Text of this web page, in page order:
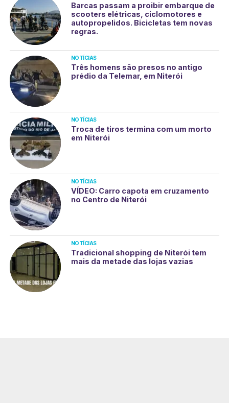
Barcas passam a proibir embarque de
scooters elétricas, ciclomotores e
autopropelidos. Bicicletas tem novas
regras.
NOTÍCIAS
Três homens são presos no antigo
prédio da Telemar, em Niterói
NOTÍCIAS
Troca de tiros termina com um morto
em Niterói
NOTÍCIAS
VÍDEO: Carro capota em cruzamento
no Centro de Niterói
NOTÍCIAS
Tradicional shopping de Niterói tem
mais da metade das lojas vazias